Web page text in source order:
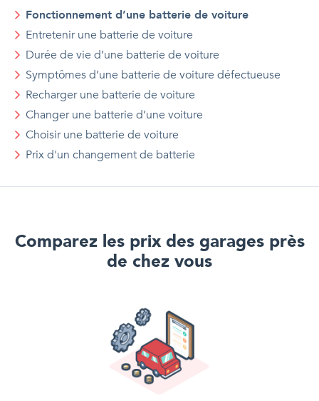
Fonctionnement d’une batterie de voiture
Entretenir une batterie de voiture
Durée de vie d’une batterie de voiture
Symptômes d’une batterie de voiture défectueuse
Recharger une batterie de voiture
Changer une batterie d’une voiture
Choisir une batterie de voiture
Prix d'un changement de batterie
Comparez les prix des garages près
de chez vous